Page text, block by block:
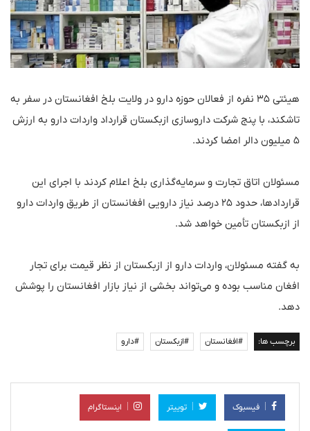
هیئتی ۳۵ نفره از فعالان حوزه دارو در ولایت بلخ افغانستان در سفر به
تاشکند، با پنج شرکت داروسازی ازبکستان قرارداد واردات دارو به ارزش
۵ میلیون دالر امضا کردند.
مسئولان اتاق تجارت و سرمایه‌گذاری بلخ اعلام کردند با اجرای این
قراردادها، حدود ۲۵ درصد نیاز دارویی افغانستان از طریق واردات دارو
از ازبکستان تأمین خواهد شد.
به گفته مسئولان، واردات دارو از ازبکستان از نظر قیمت برای تجار
افغان مناسب بوده و می‌تواند بخشی از نیاز بازار افغانستان را پوشش
دهد.
برچسب ها: #افغانستان #ازبکستان #دارو
فیسبوک توییتر اینستاگرام